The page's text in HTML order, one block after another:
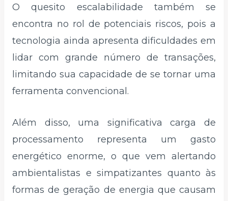
O quesito escalabilidade também se
encontra no rol de potenciais riscos, pois a
tecnologia ainda apresenta dificuldades em
lidar com grande número de transações,
limitando sua capacidade de se tornar uma
ferramenta convencional.
Além disso, uma significativa carga de
processamento representa um gasto
energético enorme, o que vem alertando
ambientalistas e simpatizantes quanto às
formas de geração de energia que causam